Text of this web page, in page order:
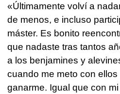
«Últimamente volví a
de menos, e incluso
máster. Es bonito
que nadaste tras tantos
a los benjamines y
cuando me meto con
ganarme. Igual que con